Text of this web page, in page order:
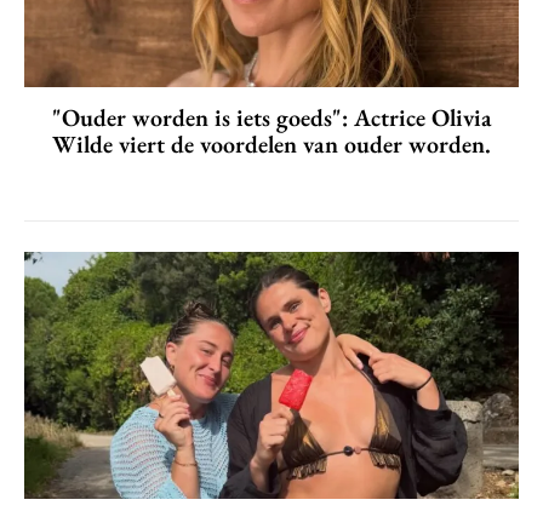
"Ouder worden is iets goeds": Actrice Olivia
Wilde viert de voordelen van ouder worden.